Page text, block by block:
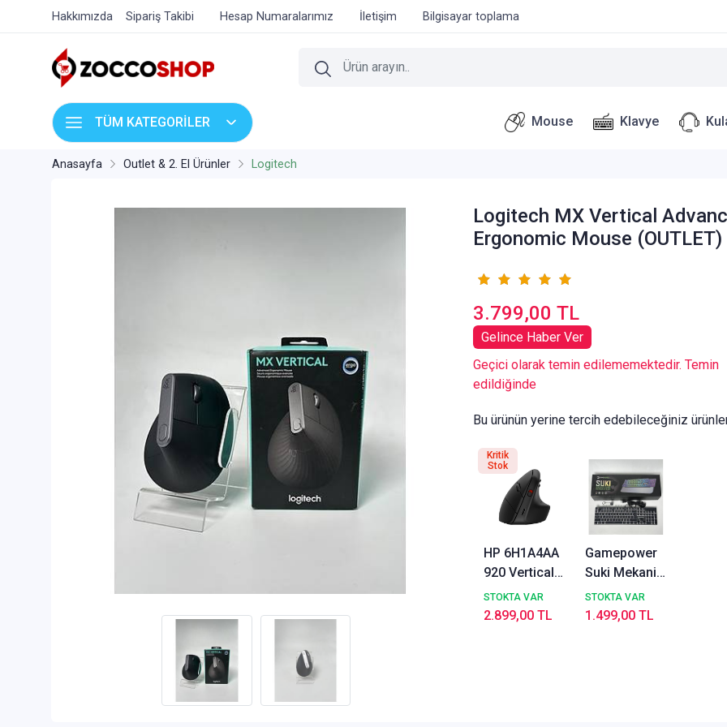
Hakkımızda Sipariş Takibi Hesap Numaralarımız İletişim Bilgisayar toplama
TÜM KATEGORİLER Mouse Klavye
Anasayfa Outlet & 2. El Ürünler Logitech
Logitech MX Vertical
Ergonomic Mouse (OUTLET)
3.799,00 TL
Gelince Haber Ver
Geçici olarak temin edilememektedir. Temin
edildiğinde
Bu ürünün yerine tercih edebileceğiniz
HP 6H1A4AA
920 Vertical
Mouse
(OUTLET)
STOKTA VAR
2.899,00 TL
Kritik
Stok
Gamepower
Suki Mekanik
Kırmızı
Switch
STOKTA VAR
1.499,00 TL